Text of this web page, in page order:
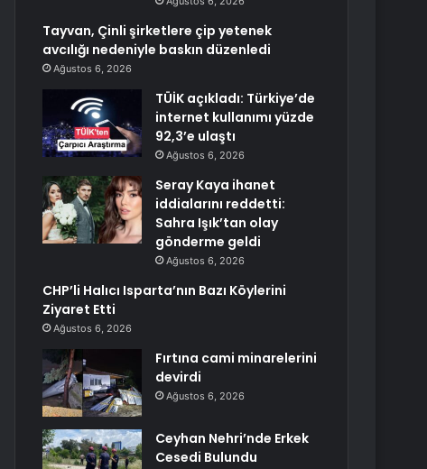
Tayvan, Çinli şirketlere çip yetenek
avcılığı nedeniyle baskın düzenledi
Ağustos 6, 2026
TÜİK açıkladı: Türkiye’de
internet kullanımı yüzde
92,3’e ulaştı
Ağustos 6, 2026
Seray Kaya ihanet
iddialarını reddetti:
Sahra Işık’tan olay
gönderme geldi
Ağustos 6, 2026
CHP’li Halıcı Isparta’nın Bazı Köylerini
Ziyaret Etti
Ağustos 6, 2026
Fırtına cami minarelerini
devirdi
Ağustos 6, 2026
Ceyhan Nehri’nde Erkek
Cesedi Bulundu